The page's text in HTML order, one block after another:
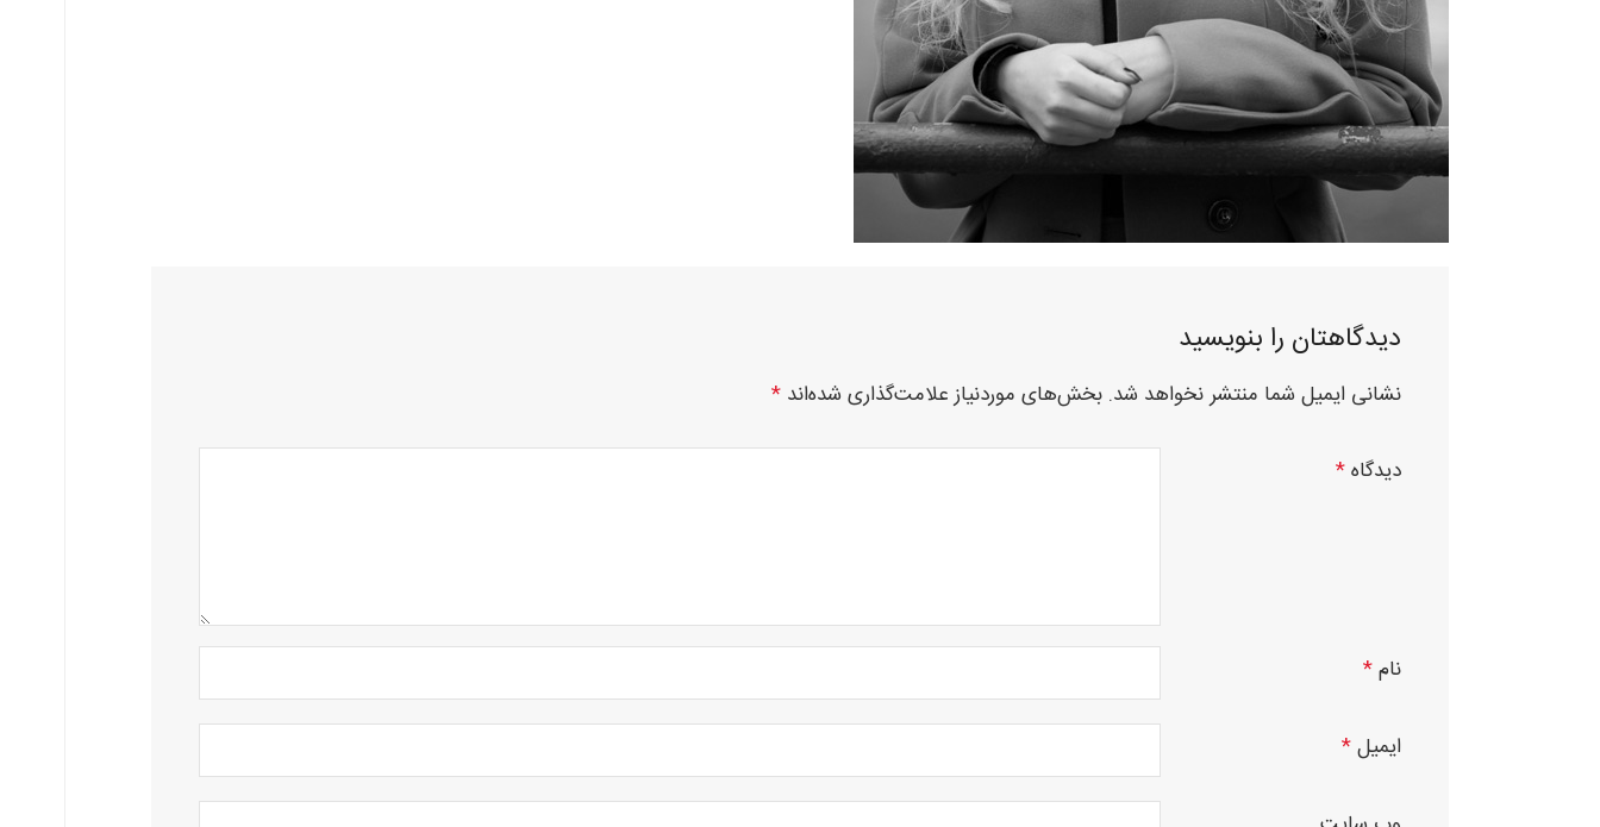
دیدگاهتان را بنویسید
نشانی ایمیل شما منتشر نخواهد شد. بخش‌های موردنیاز علامت‌گذاری شده‌اند *
دیدگاه*
نام*
ایمیل*